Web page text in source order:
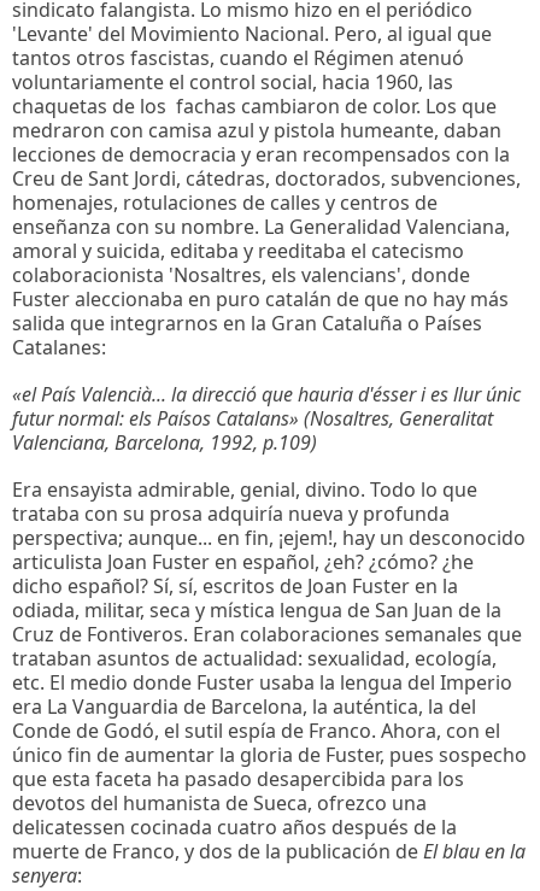
sindicato falangista. Lo mismo hizo en el periódico
'Levante' del Movimiento Nacional. Pero, al igual que
tantos otros fascistas, cuando el Régimen atenuó
voluntariamente el control social, hacia 1960, las
chaquetas de los fachas cambiaron de color. Los que
medraron con camisa azul y pistola humeante, daban
lecciones de democracia y eran recompensados con la
Creu de Sant Jordi, cátedras, doctorados, subvenciones,
homenajes, rotulaciones de calles y centros de
enseñanza con su nombre. La Generalidad Valenciana,
amoral y suicida, editaba y reeditaba el catecismo
colaboracionista 'Nosaltres, els valencians', donde
Fuster aleccionaba en puro catalán de que no hay más
salida que integrarnos en la Gran Cataluña o Países
Catalanes:
«el País Valencià... la direcció que hauria d'ésser i es llur únic
futur normal: els Paísos Catalans» (Nosaltres, Generalitat
Valenciana, Barcelona, 1992, p.109)
Era ensayista admirable, genial, divino. Todo lo que
trataba con su prosa adquiría nueva y profunda
perspectiva; aunque... en fin, ¡ejem!, hay un desconocido
articulista Joan Fuster en español, ¿eh? ¿cómo? ¿he
dicho español? Sí, sí, escritos de Joan Fuster en la
odiada, militar, seca y mística lengua de San Juan de la
Cruz de Fontiveros. Eran colaboraciones semanales que
trataban asuntos de actualidad: sexualidad, ecología,
etc. El medio donde Fuster usaba la lengua del Imperio
era La Vanguardia de Barcelona, la auténtica, la del
Conde de Godó, el sutil espía de Franco. Ahora, con el
único fin de aumentar la gloria de Fuster, pues sospecho
que esta faceta ha pasado desapercibida para los
devotos del humanista de Sueca, ofrezco una
delicatessen cocinada cuatro años después de la
muerte de Franco, y dos de la publicación deEl blau en la
senyera: